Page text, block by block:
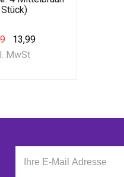
13,99
MwSt